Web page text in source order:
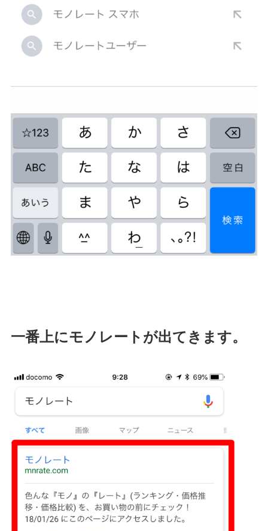
一番上にモノレートが出てきます。